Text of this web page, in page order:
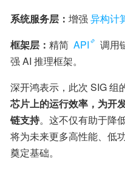
系统服务层： 增强 异构计
框架层： 精简 API
调用
强 AI 推理框架。
深开鸿表示，此次 SIG 组
芯片上的运行效率，为开
链支持。这不仅有助于降
将为未来更多高性能、低
奠定基础。